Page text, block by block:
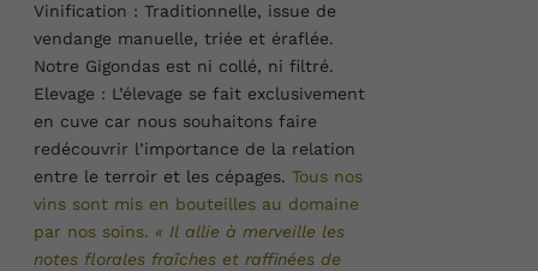
Vinification : Traditionnelle, issue de
vendange manuelle, triée et éraflée.
Notre Gigondas est ni collé, ni filtré.
Elevage : L’élevage se fait exclusivement
en cuve car nous souhaitons faire
redécouvrir l’importance de la relation
entre le terroir et les cépages. Tous nos
vins sont mis en bouteilles au domaine
par nos soins. « Il allie à merveille les
notes florales fraîches et raffinées de